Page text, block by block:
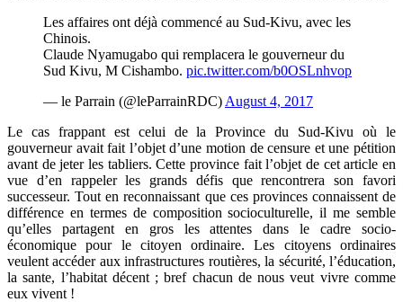
Les affaires ont déjà commencé au Sud-Kivu, avec les
Chinois.
Claude Nyamugabo qui remplacera le gouverneur du
Sud Kivu, M Cishambo. pic.twitter.com/b0OSLnhvop
— le Parrain (@leParrainRDC) August 4, 2017
Le cas frappant est celui de la Province du Sud-Kivu où le
gouverneur avait fait l’objet d’une motion de censure et une pétition
avant de jeter les tabliers. Cette province fait l’objet de cet article en
vue d’en rappeler les grands défis que rencontrera son favori
successeur. Tout en reconnaissant que ces provinces connaissent de
différence en termes de composition socioculturelle, il me semble
qu’elles partagent en gros les attentes dans le cadre socio-
économique pour le citoyen ordinaire. Les citoyens ordinaires
veulent accéder aux infrastructures routières, la sécurité, l’éducation,
la sante, l’habitat décent ; bref chacun de nous veut vivre comme
eux vivent !